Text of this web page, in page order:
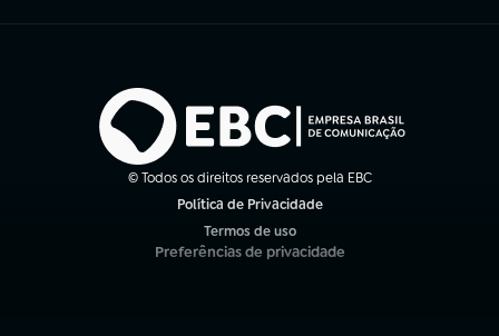
© Todos os direitos reservados pela EBC
Política de Privacidade
Termos de uso
(abre em nova aba)
Preferências de privacidade